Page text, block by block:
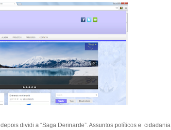
dividi a “Saga Derinarde”. Assuntos políticos e cidadania